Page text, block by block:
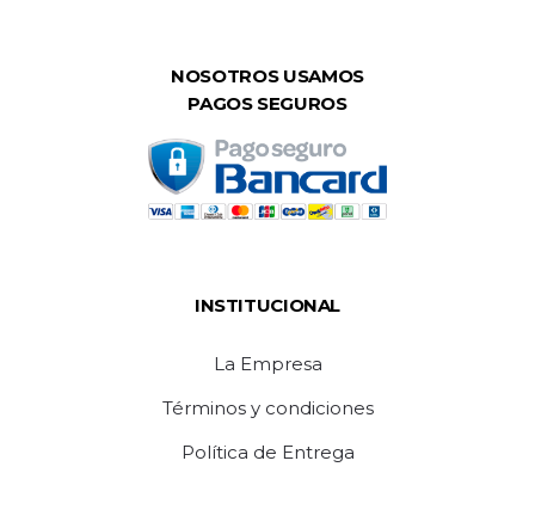
NOSOTROS USAMOS
PAGOS SEGUROS
INSTITUCIONAL
La Empresa
Términos y condiciones
Política de Entrega